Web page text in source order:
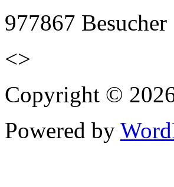
977867 Besucher
<>
Copyright ©
Powered by